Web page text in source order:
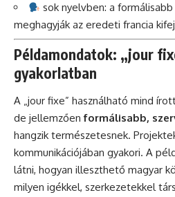
sok nyelvben: a
meghagyják az eredeti francia
Példamondatok: „jour
gyakorlatban
A „jour fixe” használható mind
de jellemzőenformálisabb,
hangzik természetesnek.
kommunikációjában gyakori. A
látni, hogyan illeszthető magyar
milyen igékkel, szerkezetekkel